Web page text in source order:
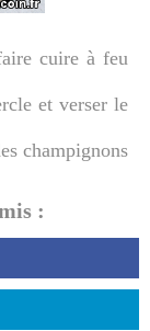
cuire à feu
et verser le
champignons
: